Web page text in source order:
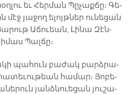
եւ Հեր­ման Պը­չաք­ճը։ Գե­
յաջող ե­լոյթ­ներ ու­նե­ցան
Ա­ճուեան, Լի­նա Զէն­
Պալ­ճը։
պա­հուն բա­ժակ բարձ­րա­
հա­մար։ Յո­բե­
յանձ­նուե­ցան յու­շա­